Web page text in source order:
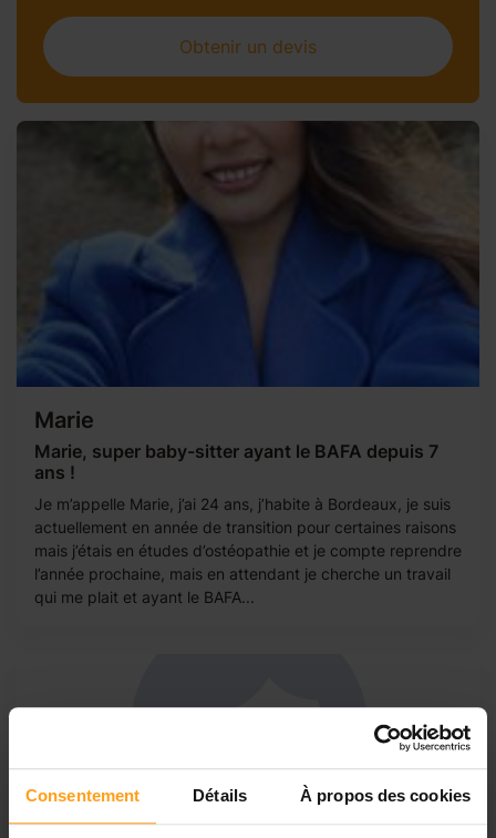
Consentement Détails À propos des cookies
Marie
Marie, super baby-sitter ayant le BAFA depuis 7
ans !
Je m’appelle Marie, j’ai 24 ans, j’habite à Bordeaux, je suis
actuellement en année de transition pour certaines raisons
mais j’étais en études d’ostéopathie et je compte reprendre
l’année prochaine, mais en attendant je cherche un travail
qui me plait et ayant le BAFA...
Obtenir un devis